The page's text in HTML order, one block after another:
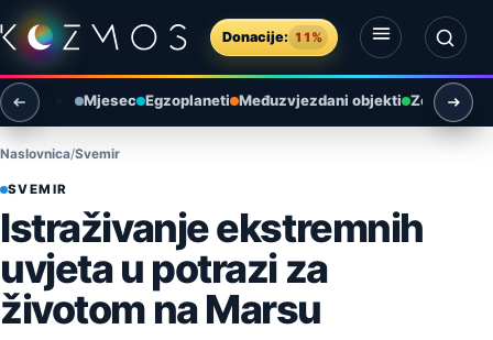
Preskoči na sadržaj
Donacije: 11%
Otvori izbornik
Otvori pretragu
Mjesec Egzoplaneti Međuzvjezdani objekti Zemlja i
Naslovnica Svemir
SVEMIR
Istraživanje ekstremnih
uvjeta u potrazi za
životom na Marsu